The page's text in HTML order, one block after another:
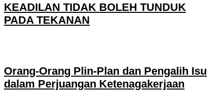
KEADILAN TIDAK BOLEH TUNDUK
PADA TEKANAN
Orang-Orang Plin-Plan dan Pengalih Isu
dalam Perjuangan Ketenagakerjaan